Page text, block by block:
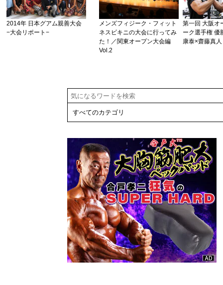
2014年 日本グアム親善大会
−大会リポート−
メンズフィジーク・フィット
ネスビキニの大会に行ってみ
た！／関東オープン大会編
Vol.2
第一回 大阪オ
ーク選手権 優
康泰×齋藤真